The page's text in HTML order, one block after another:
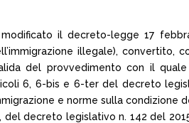
il decreto-legge 17
illegale), convertito,
del provvedimento con il
6, 6-bis e 6-ter del decreto
e norme sulla
decreto legislativo n. 142 del